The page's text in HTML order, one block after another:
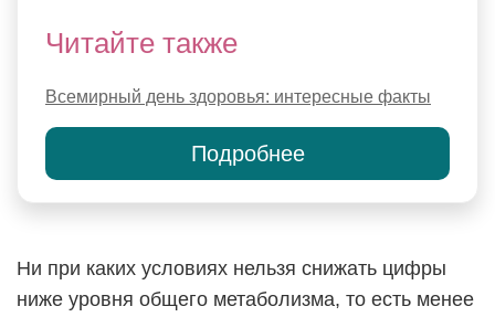
Читайте также
Всемирный день здоровья: интересные факты
Подробнее
Ни при каких условиях нельзя снижать цифры
ниже уровня общего метаболизма, то есть менее